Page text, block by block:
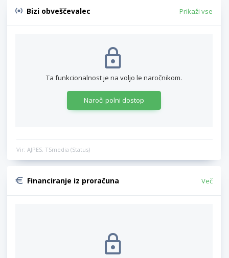
Bizi obveščevalec Prikaži vse
Ta funkcionalnost je na voljo le naročnikom.
Naroči polni dostop
Vir: AJPES, TSmedia (Status)
Financiranje iz proračuna Več